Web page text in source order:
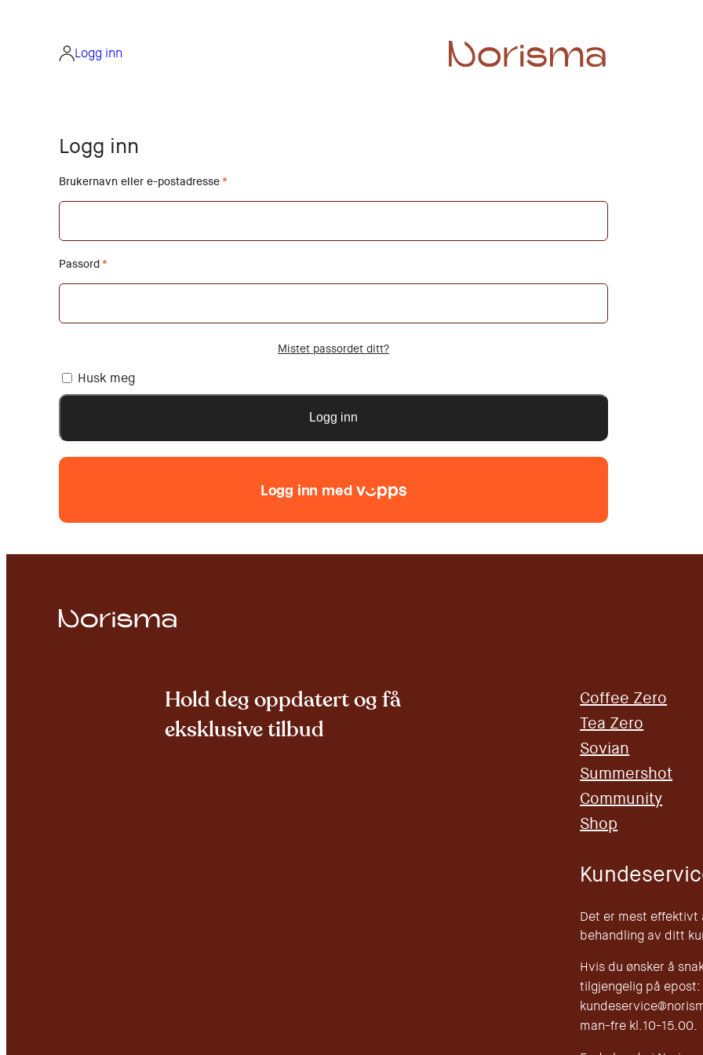
Logg inn
Logg inn
Brukernavn eller e-postadresse
Passord
Mistet passordet ditt?
Husk meg
Logg inn
Hold deg oppdatert og få
eksklusive tilbud
Coffee Zero
Tea Zero
Sovian
Summershot
Community
Shop
Det er mest effektivt
behandling av ditt
Hvis du ønsker å
tilgjengelig på epost:
man-fre kl.10-15.00.